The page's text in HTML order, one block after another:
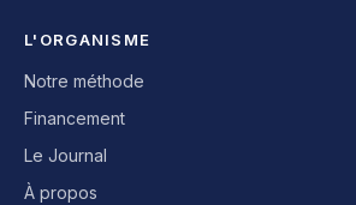
L'ORGANISME
Notre méthode
Financement
Le Journal
À propos